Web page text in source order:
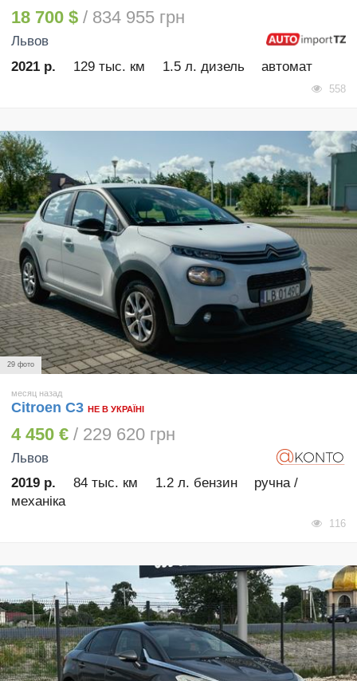
18 700 $ / 834 955 грн
Львов
2021 р.
129 тыс. км 1.5 л. дизель автомат
558
29 фото
месяц назад
Citroen C3 НЕ В УКРАЇНІ
4 450 € / 229 620 грн
Львов
2019 р.
84 тыс. км 1.2 л. бензин
ручна /
механіка
116